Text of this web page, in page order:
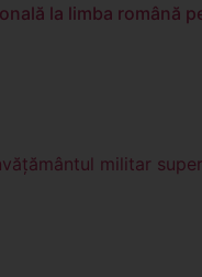
la limba română